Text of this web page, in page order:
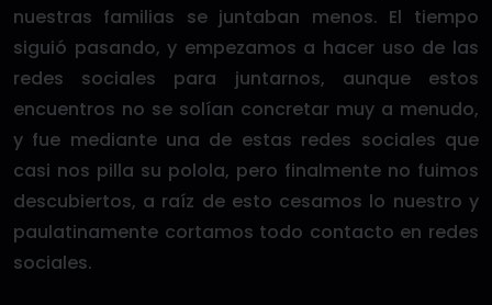
nuestras familias se juntaban menos. El tiempo
siguió pasando, y empezamos a hacer uso de las
redes sociales para juntarnos, aunque estos
encuentros no se solían concretar muy a menudo,
y fue mediante una de estas redes sociales que
casi nos pilla su polola, pero finalmente no fuimos
descubiertos, a raíz de esto cesamos lo nuestro y
paulatinamente cortamos todo contacto en redes
sociales.